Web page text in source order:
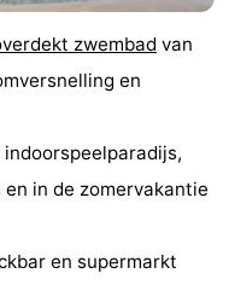
zwembad van
en
in de zomervakantie
en supermarkt